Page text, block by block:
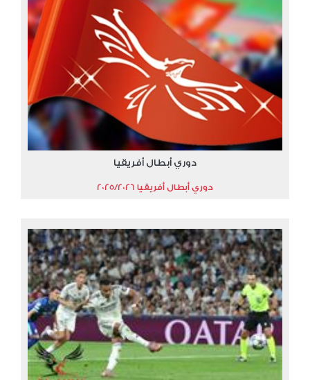
دوري أبطال أفريقيا
دوري أبطال أفريقيا 2025/2026